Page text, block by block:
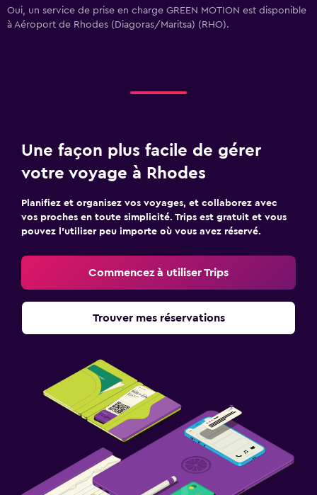
Oui, un service de prise en charge GREEN MOTION est disponible
à Aéroport de Rhodes (Diagoras/Maritsa) (RHO).
Une façon plus facile de gérer
votre voyage à Rhodes
Planifiez et organisez vos voyages, et collaborez avec
vos proches en toute simplicité. Trips est gratuit et vous
pouvez l’utiliser peu importe où vous avez réservé.
Commencez à utiliser Trips
Trouver mes réservations